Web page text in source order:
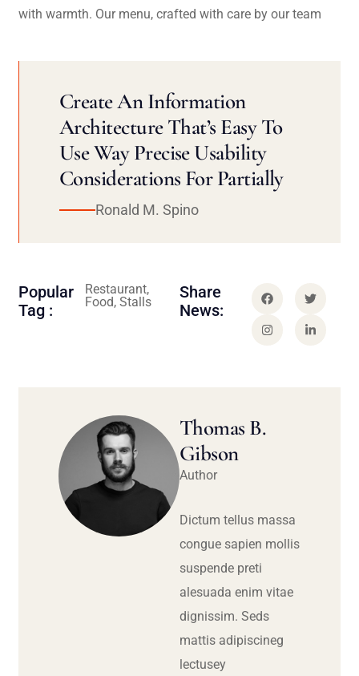
with warmth. Our menu, crafted with care by our team
Create An Information
Architecture That’s Easy To
Use Way Precise Usability
Considerations For Partially
Ronald M. Spino
Popular
Tag :
Restaurant,
Food, Stalls
Share
News:
Thomas B.
Gibson
Author
Dictum tellus massa
congue sapien mollis
suspende preti
alesuada enim vitae
dignissim. Seds
mattis adipiscineg
lectusey